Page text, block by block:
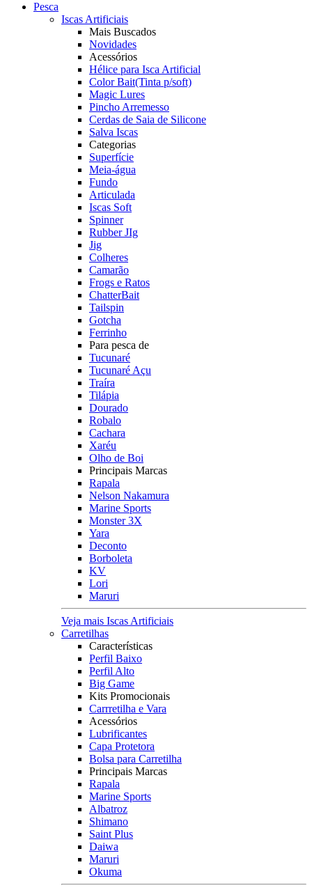
Pesca
Iscas Artificiais
Mais Buscados
Novidades
Acessórios
Hélice para Isca Artificial
Color Bait(Tinta p/soft)
Magic Lures
Pincho Arremesso
Cerdas de Saia de Silicone
Salva Iscas
Categorias
Superfície
Meia-água
Fundo
Articulada
Iscas Soft
Spinner
Rubber JIg
Jig
Colheres
Camarão
Frogs e Ratos
ChatterBait
Tailspin
Gotcha
Ferrinho
Para pesca de
Tucunaré
Tucunaré Açu
Traíra
Tilápia
Dourado
Robalo
Cachara
Xaréu
Olho de Boi
Principais Marcas
Rapala
Nelson Nakamura
Marine Sports
Monster 3X
Yara
Deconto
Borboleta
KV
Lori
Maruri
Veja mais Iscas Artificiais
Carretilhas
Características
Perfil Baixo
Perfil Alto
Big Game
Kits Promocionais
Carrretilha e Vara
Acessórios
Lubrificantes
Capa Protetora
Bolsa para Carretilha
Principais Marcas
Rapala
Marine Sports
Albatroz
Shimano
Saint Plus
Daiwa
Maruri
Okuma